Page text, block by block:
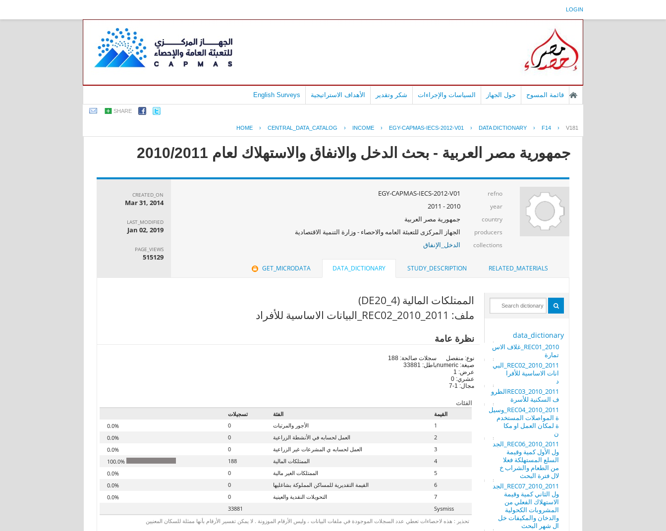
LOGIN
قائمة المسوح حول الجهاز السياسات والإجراءات شكر وتقدير الأهداف الاستراتيجية English Surveys
SHARE
HOME › CENTRAL_DATA_CATALOG › INCOME › EGY-CAPMAS-IECS-2012-V01 › DATA DICTIONARY › F14 › V181
جمهورية مصر العربية - بحث الدخل والانفاق والاستهلاك لعام 2010/2011
refno
EGY-CAPMAS-IECS-2012-V01
year
2010 - 2011
country جمهورية مصر العربية
producers الجهاز المركزى للتعبئة العامه والاحصاء - وزارة التنمية الاقتصادية
collections الدخل_الإنفاق
CREATED_ON
Mar 31, 2014
LAST_MODIFIED
Jan 02, 2019
PAGE_VIEWS
515129
RELATED_MATERIALS
STUDY_DESCRIPTION
DATA_DICTIONARY
GET_MICRODATA
data_dictionary
REC01_2010_غلاف الاس
تمارة
REC02_2010_2011_البي
انات الاساسية للأفرا
د
REC03_2010_2011الظرو
ف السكنية للأسرة
REC04_2010_2011_وسيل
ة المواصلات المستخدم
ة لمكان العمل او مكا
ن
REC06_2010_2011_الجد
ول الأول كمية وقيمة
السلع المستهلكة فعلا
من الطعام والشراب خ
لال فترة البحث
REC07_2010_2011_الجد
ول الثاني كمية وقيمة
الاستهلاك الفعلي من
المشروبات الكحولية
والدخان والمكيفات خل
ال شهر البحث
الممتلكات المالية (DE20_4)
ملف: REC02_2010_2011_البيانات الاساسية للأفراد
نظرة عامة
نوع: منفصل
صيغة: numeric
عرض: 1
عشري: 0
مجال: 1-7
سجلات صالحة: 188
باطل: 33881
الفئات
القيمة الفئة
تسجيلات
1
الأجور والمرتبات 0
2
العمل لحسابه في الأنشطة الزراعية 0
3
العمل لحسابه ي المشرعات غير الزراعية 0
4
الممتلكات المالية 188
5
الممتلكات الغير مالية 0
6
القيمة التقديرية للمساكن المملوكة بشاغليها 0
7
التحويلات النقدية والعينية 0
Sysmiss
33881
تحذير : هذه لاحصاءات تعطي عدد السجلات الموجودة في ملفات البيانات ، وليس الأرقام الموزونة . لا يمكن تفسير الأرقام بأنها ممثلة للسكان المعنيين